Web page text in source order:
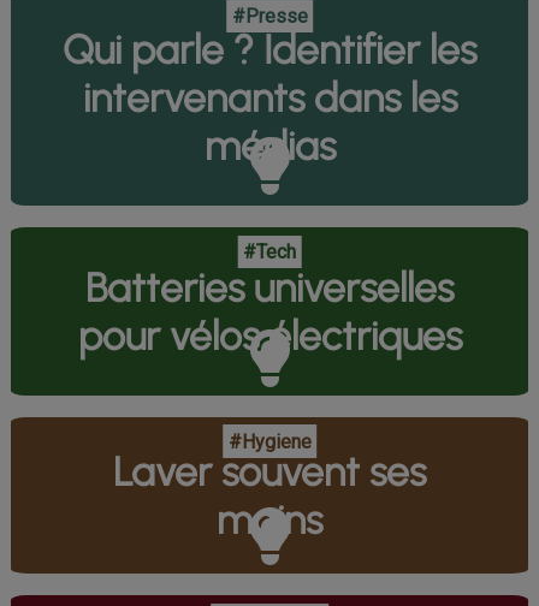
#Presse
Qui parle ? Identifier les
intervenants dans les
médias
#Tech
Batteries universelles
pour vélos électriques
#Hygiene
Laver souvent ses
mains